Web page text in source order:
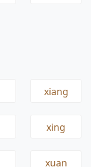
xiang
xing
xuan